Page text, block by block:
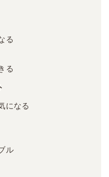
る
る
になる
ル